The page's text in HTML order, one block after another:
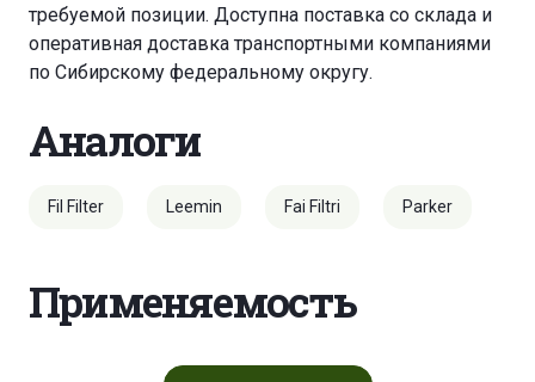
требуемой позиции. Доступна поставка со склада и
оперативная доставка транспортными компаниями
по Сибирскому федеральному округу.
Аналоги
Fil Filter Leemin Fai Filtri Parker
Применяемость